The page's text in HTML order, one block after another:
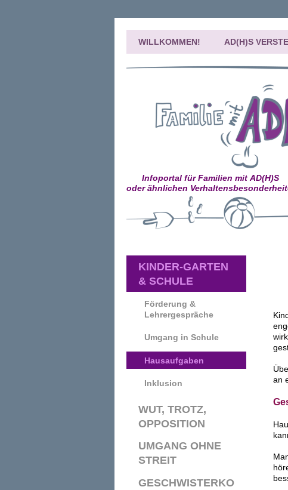
WILLKOMMEN! AD(H)S
Infoportal für Familien mit AD(H)S
oder ähnlichen
KINDER-GARTEN
& SCHULE
Förderung &
Lehrergespräche
Umgang in Schule
Hausaufgaben
Inklusion
WUT, TROTZ,
OPPOSITION
UMGANG OHNE
STREIT
GESCHWISTERKO
an